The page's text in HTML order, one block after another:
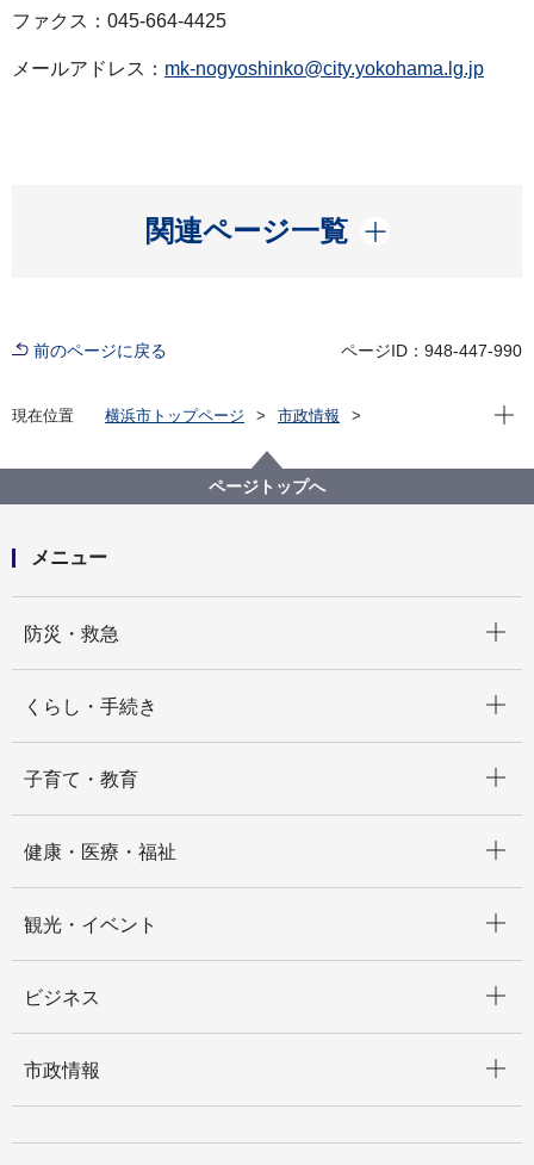
ファクス：045-664-4425
メールアドレス： mk-nogyoshinko@city.yokohama.lg.jp
関連ページ一覧
開く
前のページに戻る ページID：948-447-990
現在位置 横浜市トップページ
市政情報
第51回横浜花き展覧会を開催します！
現在
ページトップへ
メニュー
防災・救急
くらし・手続き
子育て・教育
健康・医療・福祉
観光・イベント
ビジネス
市政情報